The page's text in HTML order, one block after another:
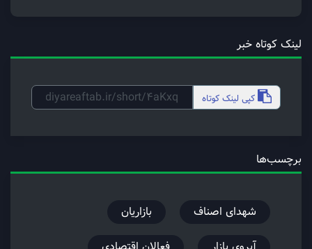
لینک کوتاه خبر
کپی لینک کوتاه
برچسب‌ها
شهدای اصناف
بازاریان